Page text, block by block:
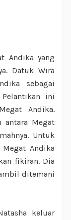
Andika yang
Datuk Wira
sebagai
ini
Andika.
antara Megat
Untuk
Andika
fikiran. Dia
ditemani
keluar